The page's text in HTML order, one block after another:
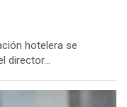
hotelera se
director…